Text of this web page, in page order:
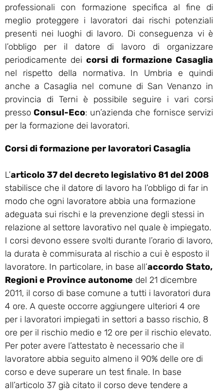
professionali con formazione specifica al fine di
meglio proteggere i lavoratori dai rischi potenziali
presenti nei luoghi di lavoro. Di conseguenza vi è
l’obbligo per il datore di lavoro di organizzare
periodicamente dei corsi di formazione Casaglia
nel rispetto della normativa. In Umbria e quindi
anche a Casaglia nel comune di San Venanzo in
provincia di Terni è possibile seguire i vari corsi
pressoConsul-Eco: un’azienda che fornisce servizi
per la formazione dei lavoratori.
Corsi di formazione per lavoratori Casaglia
L’articolo 37 del decreto legislativo 81 del 2008
stabilisce che il datore di lavoro ha l’obbligo di far in
modo che ogni lavoratore abbia una formazione
adeguata sui rischi e la prevenzione degli stessi in
relazione al settore lavorativo nel quale è impiegato.
I corsi devono essere svolti durante l’orario di lavoro,
la durata è commisurata al rischio a cui è esposto il
lavoratore. In particolare, in base all’accordo Stato,
Regioni e Province autonome del 21 dicembre
2011, il corso di base comune a tutti i lavoratori dura
4 ore. A queste occorre aggiungere ulteriori 4 ore
per i lavoratori impiegati in settori a basso rischio, 8
ore per il rischio medio e 12 ore per il rischio elevato.
Per poter avere l’attestato è necessario che il
lavoratore abbia seguito almeno il 90% delle ore di
corso e deve superare un test finale. In base
all’articolo 37 già citato il corso deve tendere a